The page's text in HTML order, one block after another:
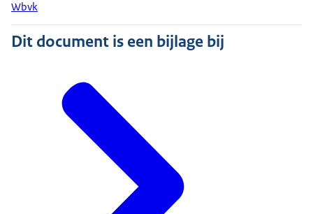
Wbvk
Dit document is een bijlage bij